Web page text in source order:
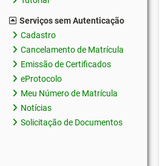
Serviços sem Autenticação
Cadastro
Cancelamento de Matrícula
Emissão de Certificados
eProtocolo
Meu Número de Matrícula
Notícias
Solicitação de Documentos